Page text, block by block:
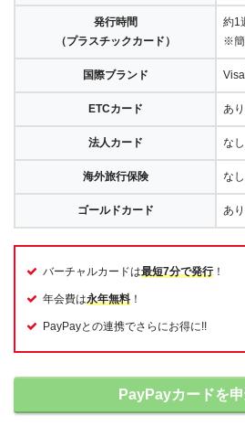
発行時間
（プラスチックカード）
約1
※簡
国際ブランド
ETCカード あり
法人カード なし
海外旅行保険 なし
ゴールドカード あ
バーチャルカードは最短7分で発行！
年会費は永年無料 ！
PayPayとの連携でさらにお得に!!
PayPayカードを